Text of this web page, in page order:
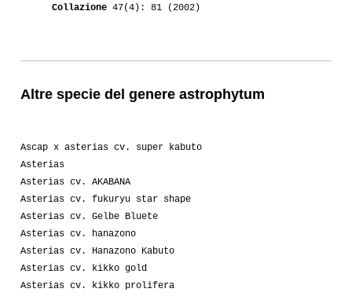
Collazione 47(4): 81 (2002)
Altre specie del genere astrophytum
Ascap x asterias cv. super kabuto
Asterias
Asterias cv. AKABANA
Asterias cv. fukuryu star shape
Asterias cv. Gelbe Bluete
Asterias cv. hanazono
Asterias cv. Hanazono Kabuto
Asterias cv. kikko gold
Asterias cv. kikko prolifera